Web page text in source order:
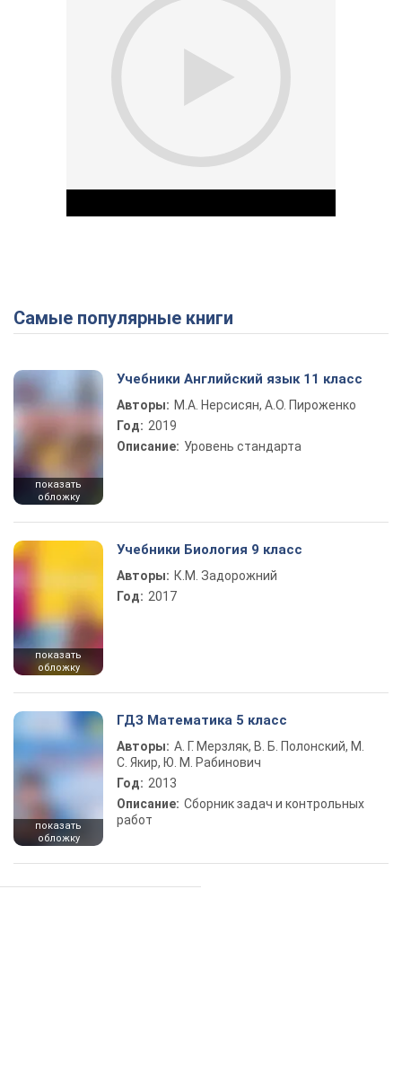
Play Video
Самые популярные книги
показать
обложку
Учебники Английский язык 11 класс
Авторы: М.А. Нерсисян, А.О. Пироженко
Год: 2019
Описание: Уровень стандарта
показать
обложку
Учебники Биология 9 класс
Авторы: К.М. Задорожний
Год: 2017
показать
обложку
ГДЗ Математика 5 класс
Авторы: А. Г. Мерзляк, В. Б. Полонский, М.
С. Якир, Ю. М. Рабинович
Год: 2013
Описание: Сборник задач и контрольных
работ